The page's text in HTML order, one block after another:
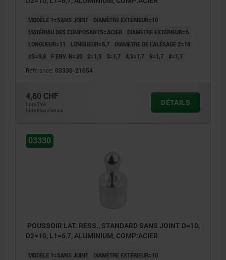
MODÈLE 1=SANS JOINT
DIAMÈTRE EXTÉRIEUR=10
MATÉRIAU DES COMPOSANTS=ACIER
DIAMÈTRE EXTÉRIEUR=5
LONGUEUR=11
LONGUEUR=6,7
DIAMÈTRE DE L'ALÉSAGE 2=10
±S=0,8
F ENV. N=20 2=1,5 3=1,7 4,5=1,7 6=1,7 8=1,7
Référence: 03330-21054
4,80 CHF
hors TVA
hors frais d’envoi
DÉTAILS
03330
POUSSOIR LAT. RESS., STANDARD SANS JOINT D=10,
D2=10, L1=6,7, ALUMINIUM, COMP:ACIER
MODÈLE 1=SANS JOINT
DIAMÈTRE EXTÉRIEUR=10